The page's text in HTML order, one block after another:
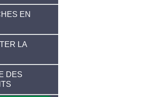
EN
LA
DES